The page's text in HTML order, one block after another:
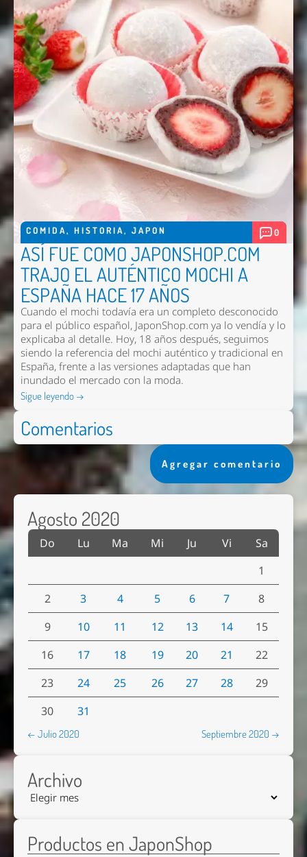
COMIDA, HISTORIA, JAPON 0
ASÍ FUE COMO JAPONSHOP.COM
TRAJO EL AUTÉNTICO MOCHI A
ESPAÑA HACE 17 AÑOS
Cuando el mochi todavía era un completo desconocido
para el público español, JaponShop.com ya lo vendía y lo
explicaba al detalle. Hoy, 18 años después, seguimos
siendo la referencia del mochi auténtico y tradicional en
España, frente a las versiones adaptadas que han
inundado el mercado con la moda.
Sigue leyendo →
Comentarios
Agregar comentario
Agosto 2020
Do Lu Ma Mi Ju Vi
Sa
1
2
3 4 5 6 7
8
9
10 11 12 13 14
15
16
17 18 19 20 21
22
23
24 25 26 27 28
29
30
31
← Julio 2020 Septiembre 2020 →
Archivo
Productos en JaponShop